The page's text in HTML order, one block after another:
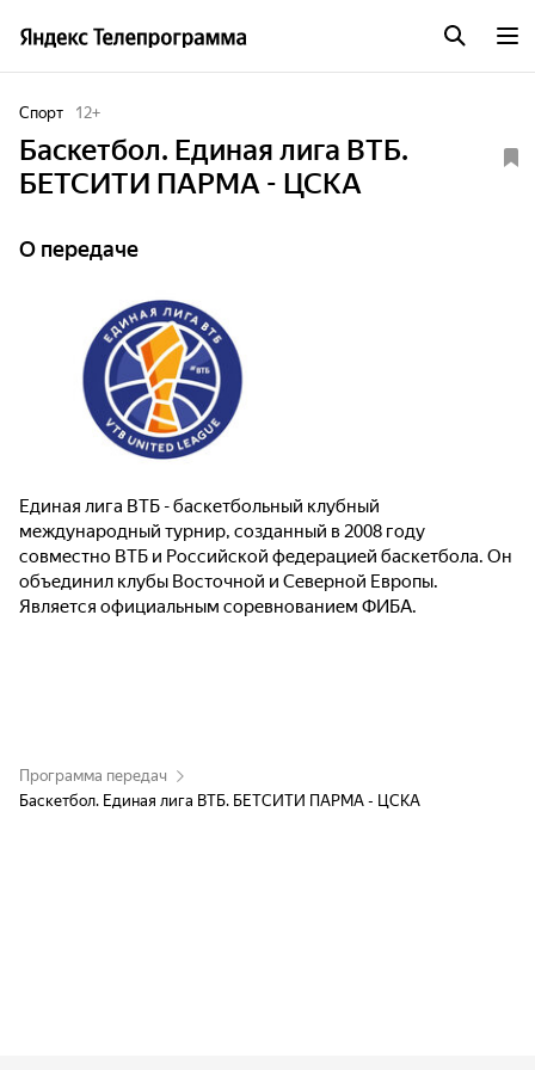
Спорт 12+
Баскетбол. Единая лига ВТБ.
БЕТСИТИ ПАРМА - ЦСКА
О передаче
Единая лига ВТБ - баскетбольный клубный
международный турнир, созданный в 2008 году
совместно ВТБ и Российской федерацией баскетбола. Он
объединил клубы Восточной и Северной Европы.
Является официальным соревнованием ФИБА.
Программа передач
Баскетбол. Единая лига ВТБ. БЕТСИТИ ПАРМА - ЦСКА